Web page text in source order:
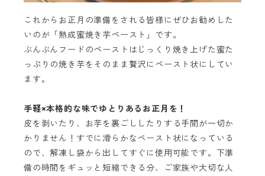
これからお正月の準備をされる皆様にぜひお勧めした
いのが「熟成蜜焼き芋ペースト」です。
ぶんぶんフードのペーストはじっくり焼き上げた蜜た
っぷりの焼き芋をそのまま贅沢にペースト状にしてい
ます。
手軽×本格的な味でゆとりあるお正月を！
皮を剥いたり、お芋を裏ごししたりする手間が一切か
かりません！すでに滑らかなペースト状になっている
ので、解凍し袋から出してすぐに使用可能です。下準
備の時間をギュッと短縮できる分、ご家族や大切な人